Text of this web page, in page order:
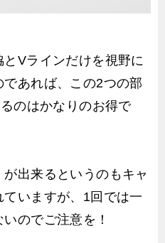
とVラインだけを視野に
あれば、この2つの部
のはかなりのお得で
出来るというのもキャ
いますが、1回では一
のでご注意を！